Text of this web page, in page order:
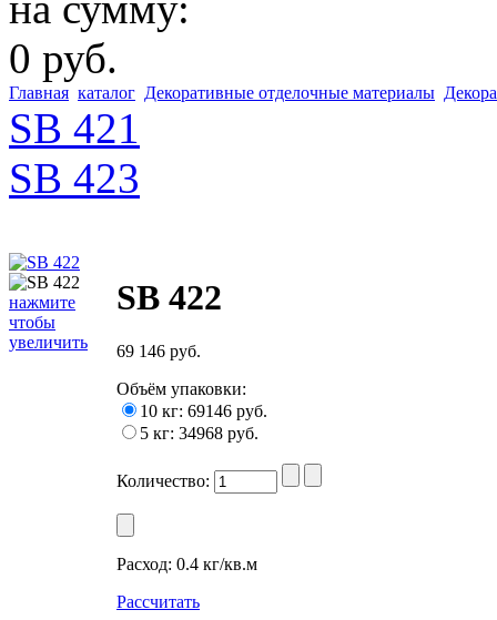
0 руб.
Главная каталог Декоративные отделочные материалы
SB 421
SB 423
нажмите
чтобы
увеличить
SB 422
69 146 руб.
Объём упаковки:
10 кг: 69146 руб.
5 кг: 34968 руб.
Количество:
Расход: 0.4 кг/кв.м
Рассчитать